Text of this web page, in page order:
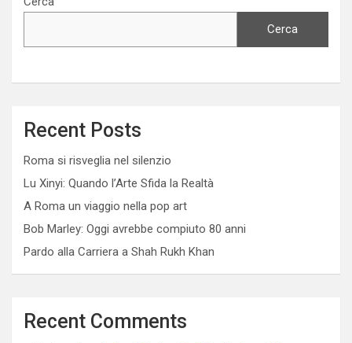
Cerca
Recent Posts
Roma si risveglia nel silenzio
Lu Xinyi: Quando l’Arte Sfida la Realtà
A Roma un viaggio nella pop art
Bob Marley: Oggi avrebbe compiuto 80 anni
Pardo alla Carriera a Shah Rukh Khan
Recent Comments